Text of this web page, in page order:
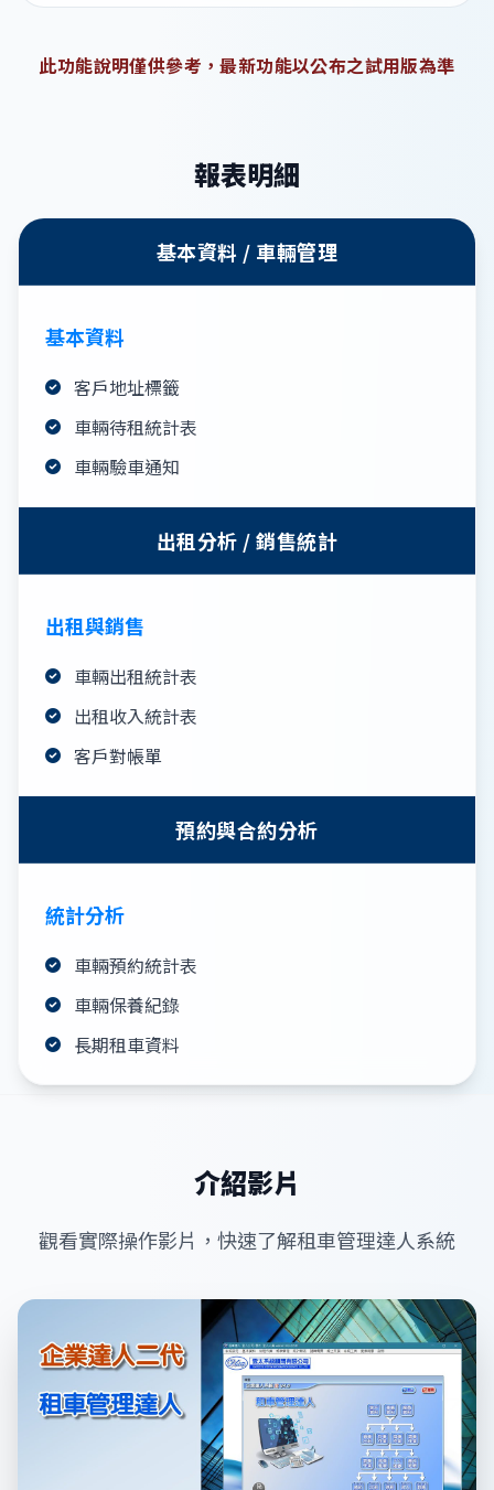
此功能說明僅供參考，最新功能以公布之試用版為準
報表明細
基本資料 / 車輛管理
基本資料
客戶地址標籤
車輛待租統計表
車輛驗車通知
出租分析 / 銷售統計
出租與銷售
車輛出租統計表
出租收入統計表
客戶對帳單
預約與合約分析
統計分析
車輛預約統計表
車輛保養紀錄
長期租車資料
介紹影片
觀看實際操作影片，快速了解租車管理達人系統